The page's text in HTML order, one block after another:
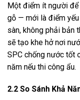
Một điểm ít người để
gỗ — mới là điểm
sàn, không phải bản
sẽ tạo khe hở nơi
SPC chống nước tốt
năm nếu thi công ẩu.
2.2 So Sánh Khả